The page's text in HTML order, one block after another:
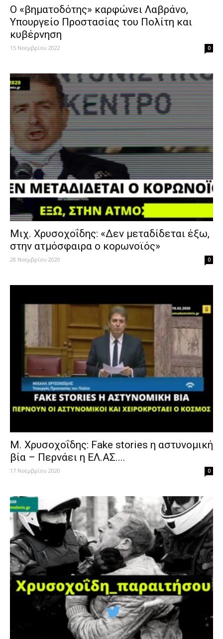
Ο «βηματοδότης» καρφώνει Λαβράνο,
Υπουργείο Προστασίας του Πολίτη και
κυβέρνηση
15 Νοεμβρίου 2022 0
Μιχ. Χρυσοχοΐδης: «Δεν μεταδίδεται έξω,
στην ατμόσφαιρα ο κορωνοϊός»
28 Νοεμβρίου 2020 0
Μ. Χρυσοχοΐδης: Fake stories η αστυνομική
βία – Περνάει η ΕΛ.ΑΣ....
17 Νοεμβρίου 2020 0